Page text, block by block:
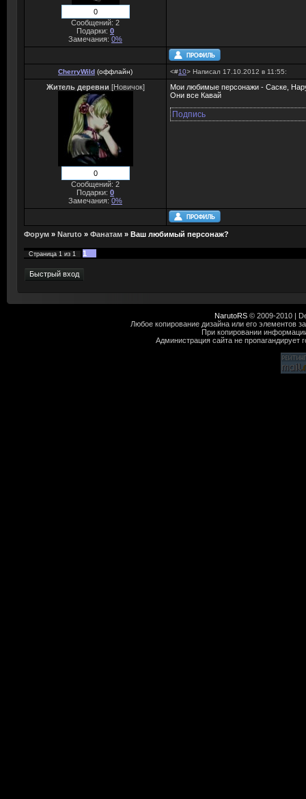
0
Сообщений: 2
Подарки: 0
Замечания: 0%
CherryWild (оффлайн) <#10> Написал 17.10.2012 в 11:55:
Житель деревни [Новичок]
0
Сообщений: 2
Подарки: 0
Замечания: 0%
Мои любимые персонажи - Саске,
Они все Кавай
Подпись
Форум » Naruto » Фанатам » Ваш любимый персонаж?
Страница 1 из 1 1
NarutoRS© 2009-2010 |
Любое копирование дизайна или его элементов
При копировании
Администрация сайта не пропагандирует